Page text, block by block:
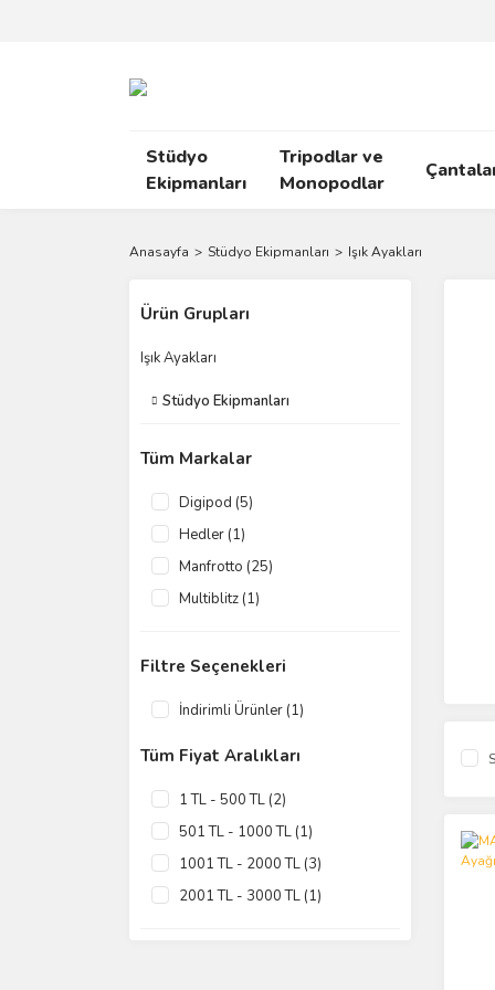
Stüdyo
Ekipmanları
Tripodlar ve
Monopodlar
Anasayfa Stüdyo Ekipmanları Işık Ayakları
Ürün Grupları
Işık Ayakları
Stüdyo Ekipmanları
Tüm Markalar
Digipod (5)
Hedler (1)
Manfrotto (25)
Multiblitz (1)
YC Onion (1)
Filtre Seçenekleri
İndirimli Ürünler (1)
Tüm Fiyat Aralıkları
1 TL - 500 TL (2)
501 TL - 1000 TL (1)
1001 TL - 2000 TL (3)
2001 TL - 3000 TL (1)